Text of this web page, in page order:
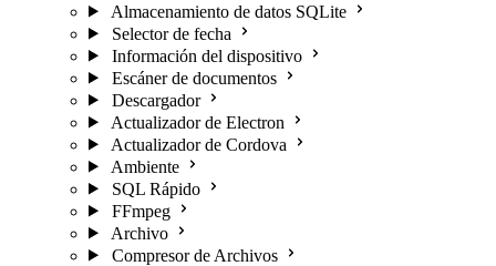
Almacenamiento de datos SQLite
Selector de fecha
Información del dispositivo
Escáner de documentos
Descargador
Actualizador de Electron
Actualizador de Cordova
Ambiente
SQL Rápido
FFmpeg
Archivo
Compresor de Archivos